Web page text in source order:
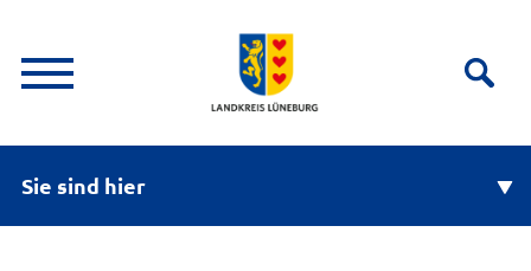
Sie sind hier